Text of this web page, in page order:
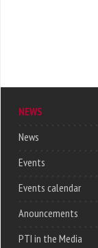
NEWS
News
Events
Events calendar
Anouncements
PTI in the Media